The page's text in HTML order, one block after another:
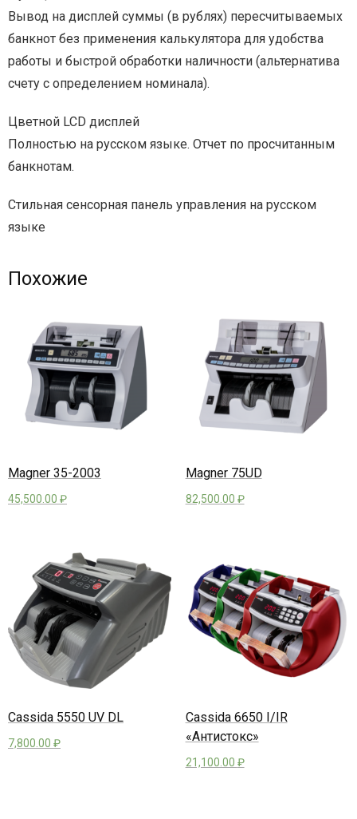
Вывод на дисплей суммы (в рублях) пересчитываемых
банкнот без применения калькулятора для удобства
работы и быстрой обработки наличности (альтернатива
счету с определением номинала).
Цветной LCD дисплей
Полностью на русском языке. Отчет по просчитанным
банкнотам.
Стильная сенсорная панель управления на русском
языке
Похожие
Magner 35-2003
45,500.00 ₽
Magner 75UD
82,500.00 ₽
Cassida 5550 UV DL
7,800.00 ₽
Cassida 6650 I/IR
«Антистокс»
21,100.00 ₽